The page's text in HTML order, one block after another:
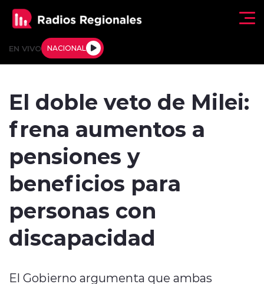
EN VIVO NACIONAL
Tendencias
Deportes
Regiones al Aire
El doble veto de Milei:
frena aumentos a
pensiones y
beneficios para
personas con
discapacidad
El Gobierno argumenta que ambas